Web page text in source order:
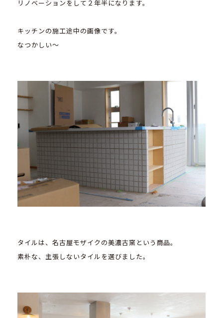
リノベーションをして２年半になります。
キッチンの施工途中の画像です。
なつかしい～
タイルは、名古屋モザイクの美濃古窯という商品。
素朴な、主張しないタイルを選びました。